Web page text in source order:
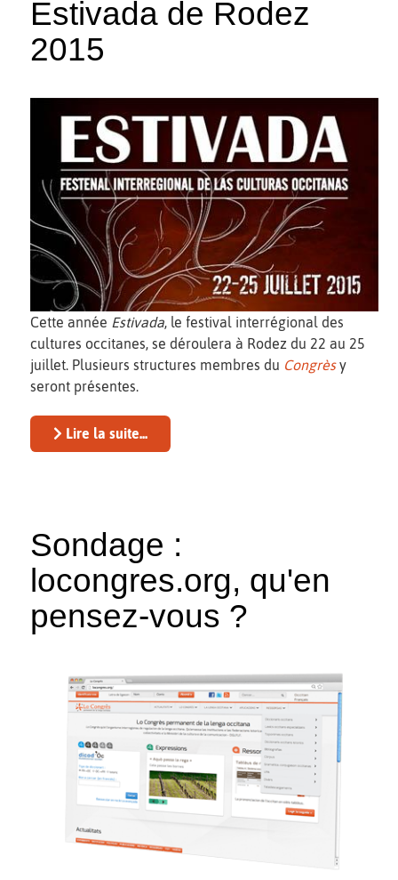
Estivada de Rodez
2015
Cette année Estivada, le festival interrégional des
cultures occitanes, se déroulera à Rodez du 22 au 25
juillet. Plusieurs structures membres du Congrèsy
seront présentes.
Lire la suite...
Sondage :
locongres.org, qu'en
pensez-vous ?